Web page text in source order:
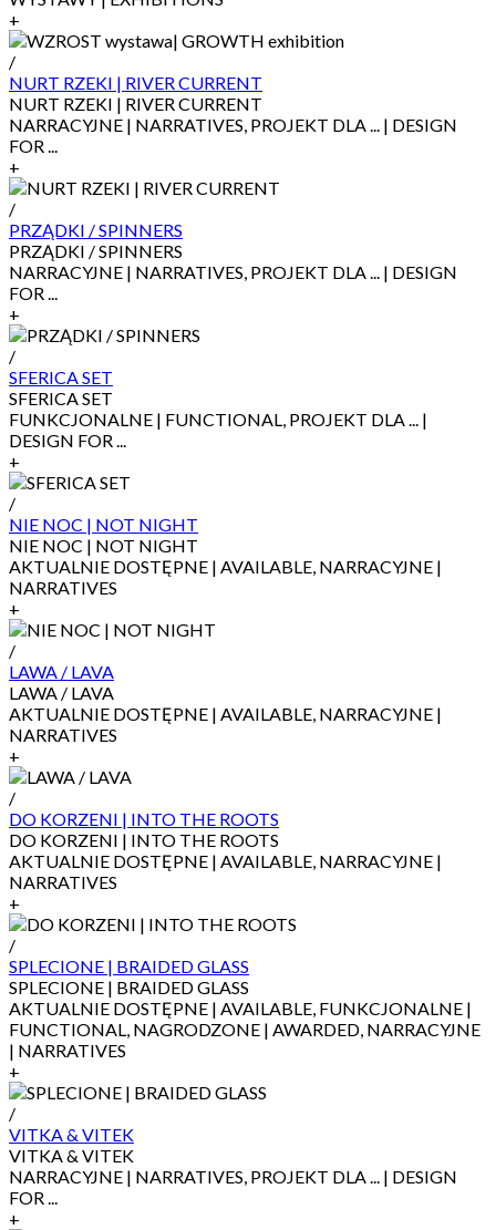
+
/
NURT RZEKI | RIVER CURRENT
NURT RZEKI | RIVER CURRENT
NARRACYJNE | NARRATIVES, PROJEKT DLA ... | DESIGN
FOR ...
+
/
PRZĄDKI / SPINNERS
PRZĄDKI / SPINNERS
NARRACYJNE | NARRATIVES, PROJEKT DLA ... | DESIGN
FOR ...
+
/
SFERICA SET
SFERICA SET
FUNKCJONALNE | FUNCTIONAL, PROJEKT DLA ... |
DESIGN FOR ...
+
/
NIE NOC | NOT NIGHT
NIE NOC | NOT NIGHT
AKTUALNIE DOSTĘPNE | AVAILABLE, NARRACYJNE |
NARRATIVES
+
/
LAWA / LAVA
LAWA / LAVA
AKTUALNIE DOSTĘPNE | AVAILABLE, NARRACYJNE |
NARRATIVES
+
/
DO KORZENI | INTO THE ROOTS
DO KORZENI | INTO THE ROOTS
AKTUALNIE DOSTĘPNE | AVAILABLE, NARRACYJNE |
NARRATIVES
+
/
SPLECIONE | BRAIDED GLASS
SPLECIONE | BRAIDED GLASS
AKTUALNIE DOSTĘPNE | AVAILABLE, FUNKCJONALNE |
FUNCTIONAL, NAGRODZONE | AWARDED, NARRACYJNE
| NARRATIVES
+
/
VITKA & VITEK
VITKA & VITEK
NARRACYJNE | NARRATIVES, PROJEKT DLA ... | DESIGN
FOR ...
+